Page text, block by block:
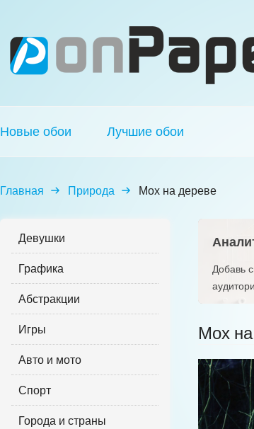
Новые обои Лучшие обои
Главная Природа Мох на дереве
Девушки
Графика
Абстракции
Игры
Авто и мото
Спорт
Города и страны
Добавь
Мох